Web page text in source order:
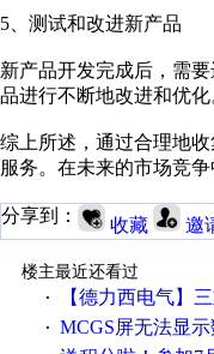
5、测试和改进新产品
新产品开发完成后，需
品进行不断地改进和优化
综上所述，通过合理地
服务。在未来的市场竞
分享到： 收藏 邀
楼主最近还看过
·
【德力西电气】三重
· MCGS屏无法显